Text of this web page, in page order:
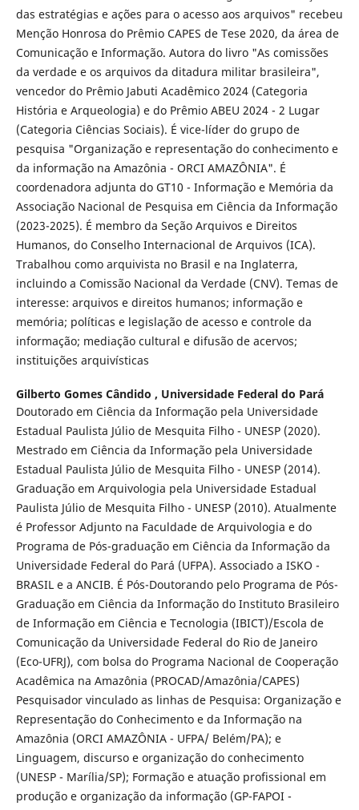
das estratégias e ações para o acesso aos arquivos" recebeu
Menção Honrosa do Prêmio CAPES de Tese 2020, da área de
Comunicação e Informação. Autora do livro "As comissões
da verdade e os arquivos da ditadura militar brasileira",
vencedor do Prêmio Jabuti Acadêmico 2024 (Categoria
História e Arqueologia) e do Prêmio ABEU 2024 - 2 Lugar
(Categoria Ciências Sociais). É vice-líder do grupo de
pesquisa "Organização e representação do conhecimento e
da informação na Amazônia - ORCI AMAZÔNIA". É
coordenadora adjunta do GT10 - Informação e Memória da
Associação Nacional de Pesquisa em Ciência da Informação
(2023-2025). É membro da Seção Arquivos e Direitos
Humanos, do Conselho Internacional de Arquivos (ICA).
Trabalhou como arquivista no Brasil e na Inglaterra,
incluindo a Comissão Nacional da Verdade (CNV). Temas de
interesse: arquivos e direitos humanos; informação e
memória; políticas e legislação de acesso e controle da
informação; mediação cultural e difusão de acervos;
instituições arquivísticas
Gilberto Gomes Cândido , Universidade Federal do Pará
Doutorado em Ciência da Informação pela Universidade
Estadual Paulista Júlio de Mesquita Filho - UNESP (2020).
Mestrado em Ciência da Informação pela Universidade
Estadual Paulista Júlio de Mesquita Filho - UNESP (2014).
Graduação em Arquivologia pela Universidade Estadual
Paulista Júlio de Mesquita Filho - UNESP (2010). Atualmente
é Professor Adjunto na Faculdade de Arquivologia e do
Programa de Pós-graduação em Ciência da Informação da
Universidade Federal do Pará (UFPA). Associado a ISKO -
BRASIL e a ANCIB. É Pós-Doutorando pelo Programa de Pós-
Graduação em Ciência da Informação do Instituto Brasileiro
de Informação em Ciência e Tecnologia (IBICT)/Escola de
Comunicação da Universidade Federal do Rio de Janeiro
(Eco-UFRJ), com bolsa do Programa Nacional de Cooperação
Acadêmica na Amazônia (PROCAD/Amazônia/CAPES)
Pesquisador vinculado as linhas de Pesquisa: Organização e
Representação do Conhecimento e da Informação na
Amazônia (ORCI AMAZÔNIA - UFPA/ Belém/PA); e
Linguagem, discurso e organização do conhecimento
(UNESP - Marília/SP); Formação e atuação profissional em
produção e organização da informação (GP-FAPOI -